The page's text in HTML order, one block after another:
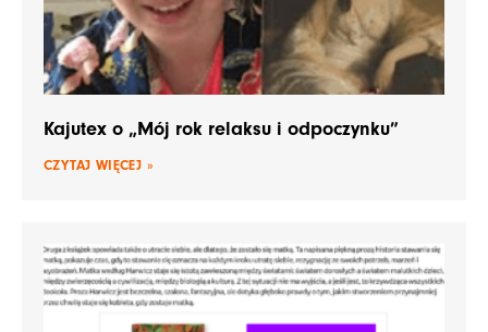
Kajutex o „Mój rok relaksu i odpoczynku”
CZYTAJ WIĘCEJ »